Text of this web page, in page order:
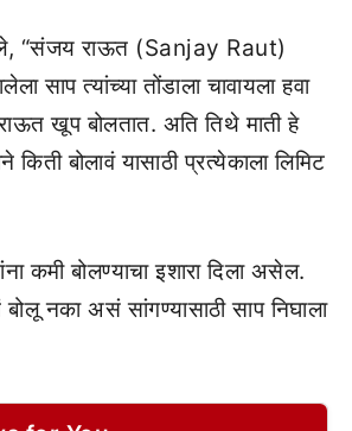
“संजय राऊत (Sanjay Raut)
साप त्यांच्या तोंडाला चावायला हवा
खूप बोलतात. अति तिथे माती हे
बोलावं यासाठी प्रत्येकाला लिमिट
कमी बोलण्याचा इशारा दिला असेल.
नका असं सांगण्यासाठी साप निघाला